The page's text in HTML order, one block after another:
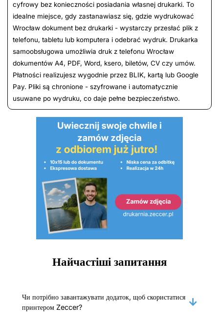
cyfrowy bez konieczności posiadania własnej drukarki. To
idealne miejsce, gdy zastanawiasz się, gdzie wydrukować
Wrocław dokument bez drukarki - wystarczy przesłać plik z
telefonu, tabletu lub komputera i odebrać wydruk. Drukarka
samoobsługowa umożliwia druk z telefonu Wrocław
dokumentów A4, PDF, Word, ksero, biletów, CV czy umów.
Płatności realizujesz wygodnie przez BLIK, kartą lub Google
Pay. Pliki są chronione - szyfrowane i automatycznie
usuwane po wydruku, co daje pełne bezpieczeństwo.
Найчастіші запитання
Чи потрібно завантажувати додаток, щоб скористатися
принтером Zeccer?